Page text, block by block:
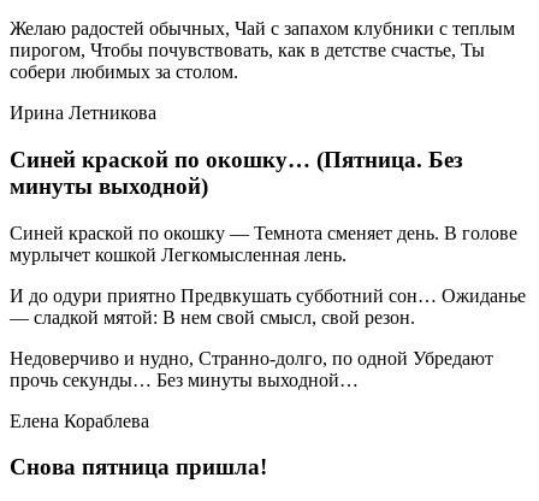
Желаю радостей обычных, Чай с запахом клубники с теплым
пирогом, Чтобы почувствовать, как в детстве счастье, Ты
собери любимых за столом.
Ирина Летникова
Синей краской по окошку… (Пятница. Без
минуты выходной)
Синей краской по окошку — Темнота сменяет день. В голове
мурлычет кошкой Легкомысленная лень.
И до одури приятно Предвкушать субботний сон… Ожиданье
— сладкой мятой: В нем свой смысл, свой резон.
Недоверчиво и нудно, Странно-долго, по одной Убредают
прочь секунды… Без минуты выходной…
Елена Кораблева
Снова пятница пришла!